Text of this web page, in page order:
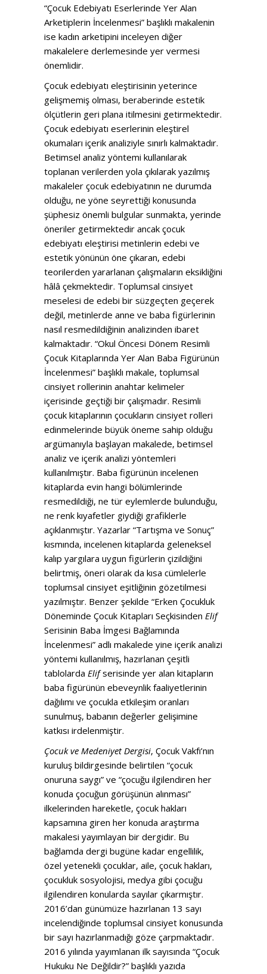
“Çocuk Edebiyatı Eserlerinde Yer Alan
Arketiplerin İncelenmesi” başlıklı makalenin
ise kadın arketipini inceleyen diğer
makalelere derlemesinde yer vermesi
önemlidir.
Çocuk edebiyatı eleştirisinin yeterince
gelişmemiş olması, beraberinde estetik
ölçütlerin geri plana itilmesini getirmektedir.
Çocuk edebiyatı eserlerinin eleştirel
okumaları içerik analiziyle sınırlı kalmaktadır.
Betimsel analiz yöntemi kullanılarak
toplanan verilerden yola çıkılarak yazılmış
makaleler çocuk edebiyatının ne durumda
olduğu, ne yöne seyrettiği konusunda
şüphesiz önemli bulgular sunmakta, yerinde
öneriler getirmektedir ancak çocuk
edebiyatı eleştirisi metinlerin edebi ve
estetik yönünün öne çıkaran, edebi
teorilerden yararlanan çalışmaların eksikliğini
hâlâ çekmektedir. Toplumsal cinsiyet
meselesi de edebi bir süzgeçten geçerek
değil, metinlerde anne ve baba figürlerinin
nasıl resmedildiğinin analizinden ibaret
kalmaktadır. “Okul Öncesi Dönem Resimli
Çocuk Kitaplarında Yer Alan Baba Figürünün
İncelenmesi” başlıklı makale, toplumsal
cinsiyet rollerinin anahtar kelimeler
içerisinde geçtiği bir çalışmadır. Resimli
çocuk kitaplarının çocukların cinsiyet rolleri
edinmelerinde büyük öneme sahip olduğu
argümanıyla başlayan makalede, betimsel
analiz ve içerik analizi yöntemleri
kullanılmıştır. Baba figürünün incelenen
kitaplarda evin hangi bölümlerinde
resmedildiği, ne tür eylemlerde bulunduğu,
ne renk kıyafetler giydiği grafiklerle
açıklanmıştır. Yazarlar “Tartışma ve Sonuç”
kısmında, incelenen kitaplarda geleneksel
kalıp yargılara uygun figürlerin çizildiğini
belirtmiş, öneri olarak da kısa cümlelerle
toplumsal cinsiyet eşitliğinin gözetilmesi
yazılmıştır. Benzer şekilde “Erken Çocukluk
Döneminde Çocuk Kitapları Seçkisinden Elif
Serisinin Baba İmgesi Bağlamında
İncelenmesi” adlı makalede yine içerik analizi
yöntemi kullanılmış, hazırlanan çeşitli
tablolarda Elifserisinde yer alan kitapların
baba figürünün ebeveynlik faaliyetlerinin
dağılımı ve çocukla etkileşim oranları
sunulmuş, babanın değerler gelişimine
katkısı irdelenmiştir.
Çocuk ve Medeniyet Dergisi, Çocuk Vakfı’nın
kuruluş bildirgesinde belirtilen “çocuk
onuruna saygı” ve “çocuğu ilgilendiren her
konuda çocuğun görüşünün alınması”
ilkelerinden hareketle, çocuk hakları
kapsamına giren her konuda araştırma
makalesi yayımlayan bir dergidir. Bu
bağlamda dergi bugüne kadar engellilik,
özel yetenekli çocuklar, aile, çocuk hakları,
çocukluk sosyolojisi, medya gibi çocuğu
ilgilendiren konularda sayılar çıkarmıştır.
2016’dan günümüze hazırlanan 13 sayı
incelendiğinde toplumsal cinsiyet konusunda
bir sayı hazırlanmadığı göze çarpmaktadır.
2016 yılında yayımlanan ilk sayısında “Çocuk
Hukuku Ne Değildir?” başlıklı yazıda